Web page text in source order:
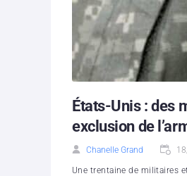
États-Unis : des
exclusion de
Chanelle Grand
Une trentaine de militaires